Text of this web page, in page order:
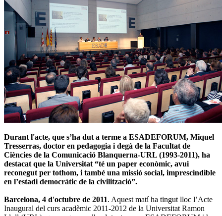
Durant l'acte, que s’ha dut a terme a ESADEFORUM, Miquel
Tresserras, doctor en pedagogia i degà de la Facultat de
Ciències de la Comunicació Blanquerna-URL (1993-2011), ha
destacat que la Universitat “té un paper econòmic, avui
reconegut per tothom, i també una missió social, imprescindible
en l’estadi democràtic de la civilització”.
Barcelona, 4 d'octubre de 2011. Aquest matí ha tingut lloc l’Acte
Inaugural del curs acadèmic 2011-2012 de la Universitat Ramon